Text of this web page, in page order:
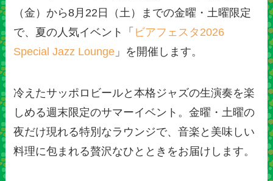
（金）から8月22日（土）までの金曜・土曜限定
で、夏の人気イベント「 ビアフェスタ2026
Special Jazz Lounge 」を開催します。
冷えたサッポロビールと本格ジャズの生演奏を楽
しめる週末限定のサマーイベント。金曜・土曜の
夜だけ現れる特別なラウンジで、音楽と美味しい
料理に包まれる贅沢なひとときをお届けします。